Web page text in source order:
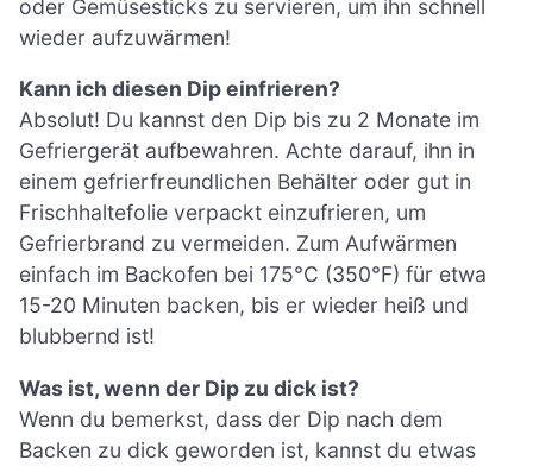
oder Gemüsesticks zu servieren, um ihn schnell
wieder aufzuwärmen!
Kann ich diesen Dip einfrieren?
Absolut! Du kannst den Dip bis zu 2 Monate im
Gefriergerät aufbewahren. Achte darauf, ihn in
einem gefrierfreundlichen Behälter oder gut in
Frischhaltefolie verpackt einzufrieren, um
Gefrierbrand zu vermeiden. Zum Aufwärmen
einfach im Backofen bei 175°C (350°F) für etwa
15-20 Minuten backen, bis er wieder heiß und
blubbernd ist!
Was ist, wenn der Dip zu dick ist?
Wenn du bemerkst, dass der Dip nach dem
Backen zu dick geworden ist, kannst du etwas